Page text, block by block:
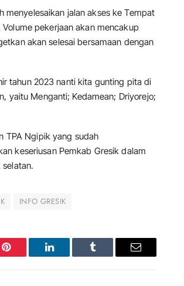
menyelesaikan jalan akses ke Tempat
pekerjaan akan mencakup
akan selesai bersamaan dengan
tahun 2023 nanti kita gunting pita di
yaitu Menganti; Kedamean; Driyorejo;
TPA Ngipik yang sudah
keseriusan Pemkab Gresik dalam
INFO GRESIK
Pinterest LinkedIn Tumblr Email